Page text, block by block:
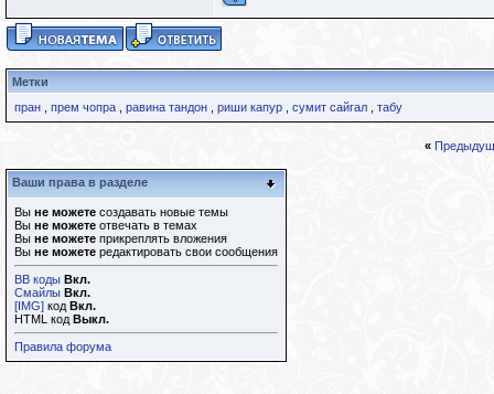
Метки
пран
прем чопра равина тандон риши капур сумит сайгал табу
«
Ваши права в разделе
Вы не можете создавать новые темы
Вы не можете отвечать в темах
Вы не можете прикреплять вложения
Вы не можете редактировать свои сообщения
BB коды Вкл.
Смайлы Вкл.
[IMG] код Вкл.
HTML код Выкл.
Правила форума